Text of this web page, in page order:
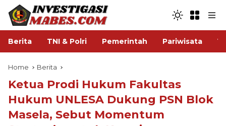
Berita TNI & Polri Pemerintah Pariwisata
Home Berita
Ketua Prodi Hukum Fakultas
Hukum UNLESA Dukung PSN Blok
Masela, Sebut Momentum